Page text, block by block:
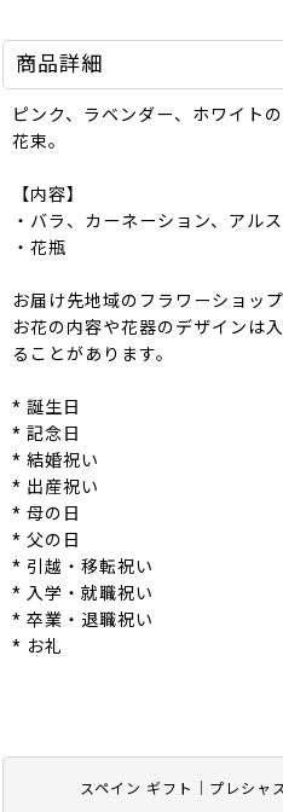
スペイン ギフト｜プレシャ
商品詳細
ピンク、ラベンダー、ホワイト
花束。
【内容】
・バラ、カーネーション、アル
・花瓶
お届け先地域のフラワーショッ
お花の内容や花器のデザインは
ることがあります。
* 誕生日
* 記念日
* 結婚祝い
* 出産祝い
* 母の日
* 父の日
* 引越・移転祝い
* 入学・就職祝い
* 卒業・退職祝い
* お礼